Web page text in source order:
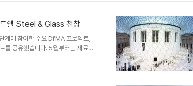
[5월의 테마: 유리①] 대영박물관의 그리드쉘 Steel & Glass 천창
계에 참여한 주요 DfMA 프로젝트,
를 공유했습니다. 5월부터는 재료별
보고 DfMA를 위한 인사이트를 공유